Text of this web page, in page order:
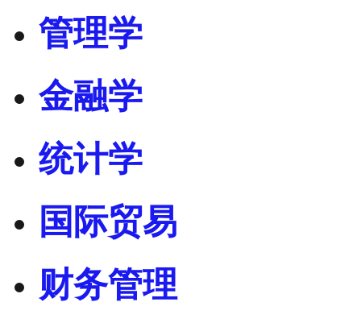
管理学
金融学
统计学
国际贸易
财务管理